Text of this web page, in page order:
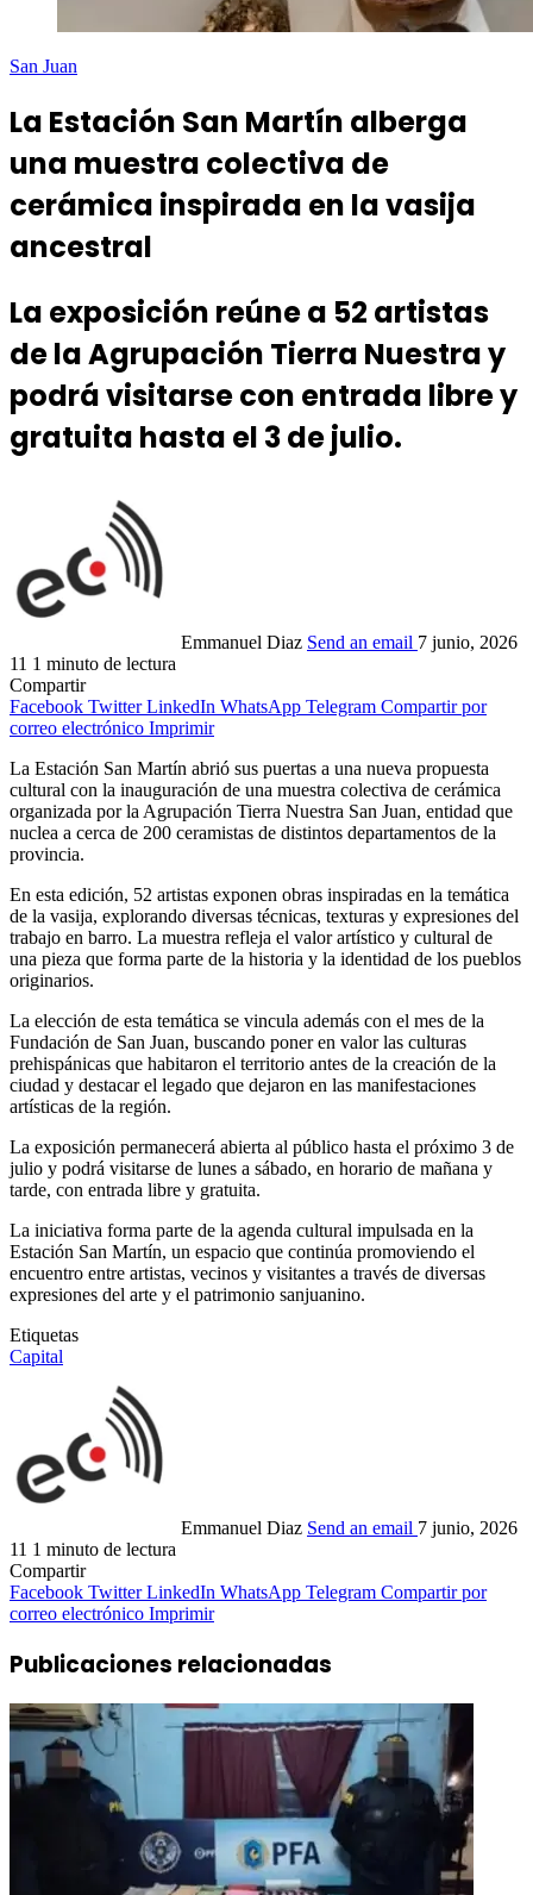
San Juan
La Estación San Martín alberga
una muestra colectiva de
cerámica inspirada en la vasija
ancestral
La exposición reúne a 52 artistas
de la Agrupación Tierra Nuestra y
podrá visitarse con entrada libre y
gratuita hasta el 3 de julio.
Emmanuel Diaz Send an email 7 junio, 2026
11 1 minuto de lectura
Compartir
Facebook Twitter LinkedIn WhatsApp Telegram Compartir por
correo electrónico Imprimir
La Estación San Martín abrió sus puertas a una nueva propuesta
cultural con la inauguración de una muestra colectiva de cerámica
organizada por la Agrupación Tierra Nuestra San Juan, entidad que
nuclea a cerca de 200 ceramistas de distintos departamentos de la
provincia.
En esta edición, 52 artistas exponen obras inspiradas en la temática
de la vasija, explorando diversas técnicas, texturas y expresiones del
trabajo en barro. La muestra refleja el valor artístico y cultural de
una pieza que forma parte de la historia y la identidad de los pueblos
originarios.
La elección de esta temática se vincula además con el mes de la
Fundación de San Juan, buscando poner en valor las culturas
prehispánicas que habitaron el territorio antes de la creación de la
ciudad y destacar el legado que dejaron en las manifestaciones
artísticas de la región.
La exposición permanecerá abierta al público hasta el próximo 3 de
julio y podrá visitarse de lunes a sábado, en horario de mañana y
tarde, con entrada libre y gratuita.
La iniciativa forma parte de la agenda cultural impulsada en la
Estación San Martín, un espacio que continúa promoviendo el
encuentro entre artistas, vecinos y visitantes a través de diversas
expresiones del arte y el patrimonio sanjuanino.
Etiquetas
Capital
Emmanuel Diaz Send an email 7 junio, 2026
11 1 minuto de lectura
Compartir
Facebook Twitter LinkedIn WhatsApp Telegram Compartir por
correo electrónico Imprimir
Publicaciones relacionadas